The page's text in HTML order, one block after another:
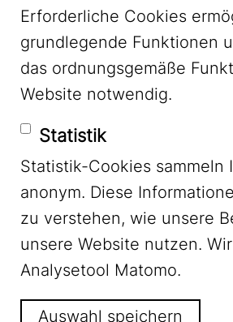
Mastodon
Footer Menu Impressum
Erforderliche Cookies
grundlegende Funktionen
das ordnungsgemäße
Website notwendig.
Statistik
Statistik-Cookies sammeln
anonym. Diese
zu verstehen, wie unsere
unsere Website nutzen.
Analysetool Matomo.
Auswahl speichern